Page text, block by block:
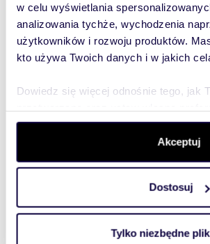
w celu wyświetlania
analizowania tychże, wychodzenia
użytkowników i rozwoju produktów.
kto używa Twoich danych i w jakich
Dowiedz się więcej odnośnie tego, jak
szczegółów. W Deklaracji plików
wycofać swoją zgodę w dowolnej chwili.
aby oferować funkcje
witrynie. Informacje o tym, jak
analitycznym. Partnerzy mogą
Akceptuj
Dostosuj
Tylko niezbędne